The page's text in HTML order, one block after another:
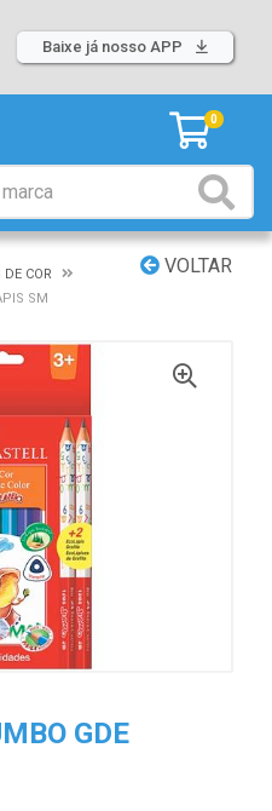
Baixe já nosso APP
0
VOLTAR
DE COR
SM
GDE